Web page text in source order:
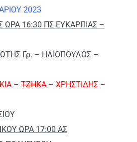
2023
ΩΡΑ 16:30 ΠΣ ΕΥΚΑΡΠΙΑΣ –
Γρ. – ΗΛΙΟΠΟΥΛΟΣ –
– ΤΖΗΚΑ – ΧΡΗΣΤΙΔΗΣ –
ΩΡΑ 17:00 ΑΣ